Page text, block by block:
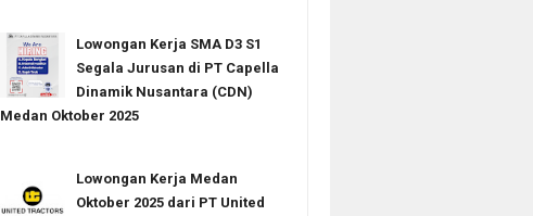
Lowongan Kerja SMA D3 S1
Segala Jurusan di PT Capella
Dinamik Nusantara (CDN)
Medan Oktober 2025
Lowongan Kerja Medan
Oktober 2025 dari PT United